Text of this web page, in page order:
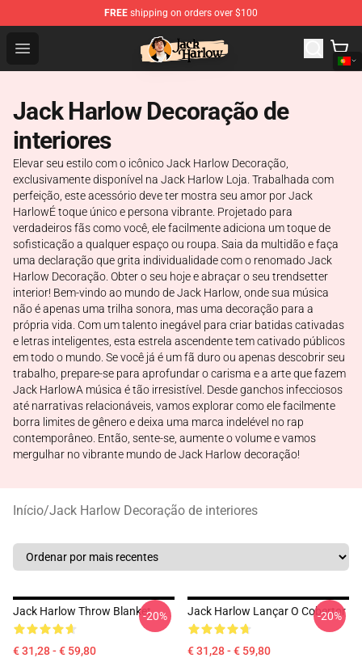
FREE shipping on orders over $100
Open menu
Jack Harlow Shop - Official Jack Harlow Merchandise
Jack Harlow Decoração de
interiores
Elevar seu estilo com o icônico Jack Harlow Decoração,
exclusivamente disponível na Jack Harlow Loja. Trabalhada com
perfeição, este acessório deve ter mostra seu amor por Jack
HarlowÉ toque único e persona vibrante. Projetado para
verdadeiros fãs como você, ele facilmente adiciona um toque de
sofisticação a qualquer espaço ou roupa. Saia da multidão e faça
uma declaração que grita individualidade com o renomado Jack
Harlow Decoração. Obter o seu hoje e abraçar o seu trendsetter
interior! Bem-vindo ao mundo de Jack Harlow, onde sua música
não é apenas uma trilha sonora, mas uma decoração para a
própria vida. Com um talento inegável para criar batidas cativadas
e letras inteligentes, esta estrela ascendente tem cativado públicos
em todo o mundo. Se você já é um fã duro ou apenas descobrir seu
trabalho, prepare-se para aprofundar o carisma e a arte que fazem
Jack HarlowA música é tão irresistível. Desde ganchos infecciosos
até narrativas relacionáveis, vamos explorar como ele facilmente
borra limites de gênero e deixa uma marca indelével no rap
contemporâneo. Então, sente-se, aumente o volume e vamos
mergulhar no vibrante mundo de Jack Harlow decoração!
Início/Jack Harlow Decoração de interiores
Jack Harlow Throw Blanket
€ 31,28 - € 59,80
-20% Jack Harlow Lançar O Cobertor
€ 31,28 - € 59,80
-20%